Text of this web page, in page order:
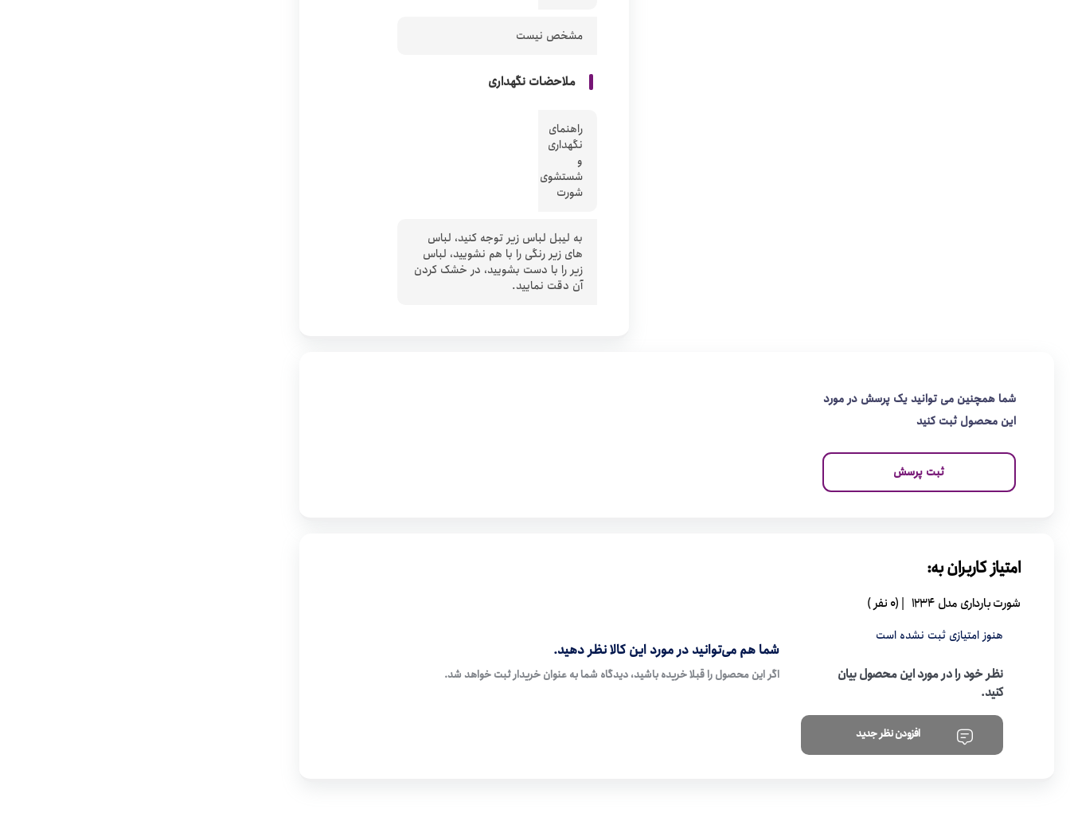
مشخص نیست
ملاحضات نگهداری
راهنمای
نگهداری
و
شستشوی
شورت
به لیبل لباس زیر توجه کنید، لباس
های زیر رنگی را با هم نشویید، لباس
زیر را با دست بشویید، در خشک کردن
آن دقت نمایید.
شما همچنین می توانید یک پرسش در مورد
این محصول ثبت کنید
ثبت پرسش
امتیاز کاربران به:
شورت بارداری مدل 1234 | (0 نفر )
هنوز امتیازی ثبت نشده است
نظر خود را در مورد این محصول بیان
کنید.
افزودن نظر جدید
شما هم می‌توانید در مورد این کالا نظر دهید.
اگر این محصول را قبلا خریده باشید، دیدگاه شما به عنوان خریدار ثبت خواهد شد.